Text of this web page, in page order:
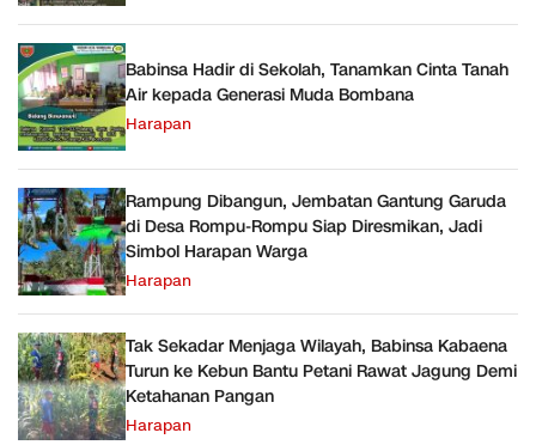
Babinsa Hadir di Sekolah, Tanamkan Cinta Tanah
Air kepada Generasi Muda Bombana
Harapan
Rampung Dibangun, Jembatan Gantung Garuda
di Desa Rompu-Rompu Siap Diresmikan, Jadi
Simbol Harapan Warga
Harapan
Tak Sekadar Menjaga Wilayah, Babinsa Kabaena
Turun ke Kebun Bantu Petani Rawat Jagung Demi
Ketahanan Pangan
Harapan